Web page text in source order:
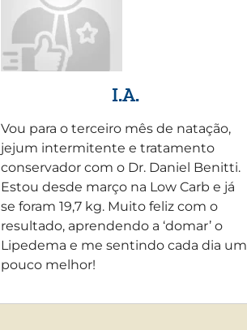
I.A.
Vou para o terceiro mês de natação,
jejum intermitente e tratamento
conservador com o Dr. Daniel Benitti.
Estou desde março na Low Carb e já
se foram 19,7 kg. Muito feliz com o
resultado, aprendendo a ‘domar’ o
Lipedema e me sentindo cada dia um
pouco melhor!